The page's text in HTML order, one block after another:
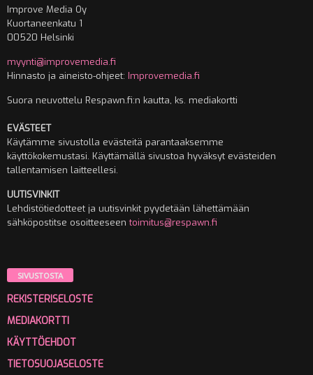
Improve Media Oy
Kuortaneenkatu 1
00520 Helsinki
myynti@improvemedia.fi
Hinnasto ja aineisto-ohjeet: Improvemedia.fi
Suora neuvottelu Respawn.fi:n kautta, ks. mediakortti
EVÄSTEET
Käytämme sivustolla evästeitä parantaaksemme
käyttökokemustasi. Käyttämällä sivustoa hyväksyt evästeiden
tallentamisen laitteellesi.
UUTISVINKIT
Lehdistötiedotteet ja uutisvinkit pyydetään lähettämään
sähköpostitse osoitteeseentoimitus@respawn.fi
SIVUSTOSTA
REKISTERISELOSTE
MEDIAKORTTI
KÄYTTÖEHDOT
TIETOSUOJASELOSTE